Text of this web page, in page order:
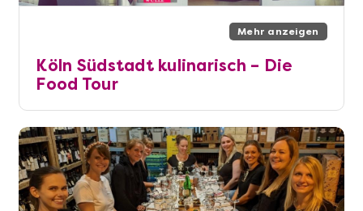
Mehr anzeigen
Köln Südstadt kulinarisch – Die
Food Tour